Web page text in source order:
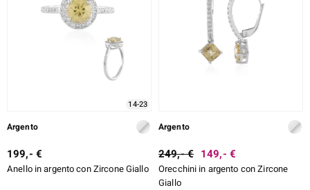
14-23
Argento
199,- €
Anello in argento con Zircone Giallo
Argento
249,- € 149,- €
Orecchini in argento con Zircone
Giallo